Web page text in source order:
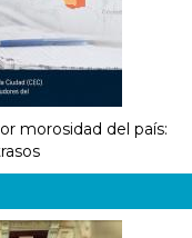
morosidad del país: